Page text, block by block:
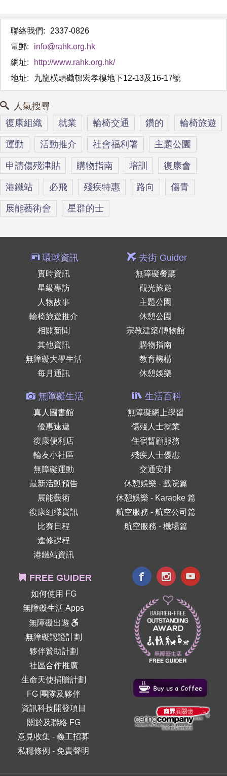
聯絡我們:
2337-0826
電郵:
info@rahk.org.hk
網址:
http://www.rahk.org.hk/
地址:
九龍橫頭磡邨宏孝樓地下12-13及16-17號
人氣搜尋
復康組織 就業 輪椅交通 鑽的 輪椅旅遊
運動 活動推介 社會福利署 主題公園
申請傷殘津貼 購物指南 培訓 復康會
港鐵站 必飛 殘疾特惠 路向 傷青
展能藝術會 星群的士
環球資訊
實時資訊
星級專訪
人物故事
輪椅旅遊推介
相關新聞
其他資訊
無障礙大學生活
每月通訊
去街 Guider
無障礙餐廳
觀光旅遊
主題公園
休憩公園
宗教建築/博物館
購物指南
教育機構
休憩娛樂
無障礙生活
真人圖書館
優惠速遞
復康便利店
輪友小社區
無障礙運動
最新活動預告
展能藝術
復康組織資訊
比賽日程
進修課程
港鐵站資訊
生活百科
無障礙網上學習
傷殘人士就業
住宿暫顧服務
殘疾人士優惠
交通安排
休憩娛樂 - 戲院篇
休憩娛樂 - Karaoke 篇
航空服務 - 航空公司篇
航空服務 - 機場篇
FREE GUIDER
如何使用 FG
無障礙生活 Apps
無障礙出遊
無障礙認證計劃
夥伴贊助計劃
社區合作推廣
生命天使捐贈計劃
FG 團隊及夥伴
資訊科技開發項目
關於及聯絡 FG
意見收集 -義工招募
私穩條例 - 免責聲明